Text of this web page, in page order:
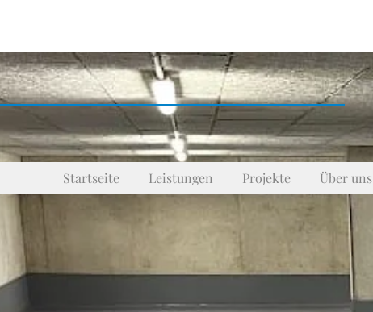
Startseite Leistungen Projekte Über uns